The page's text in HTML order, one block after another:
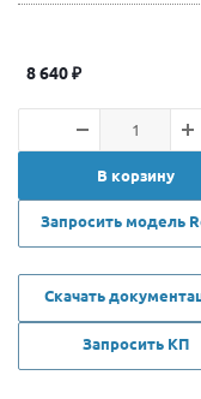
8 640₽
В корзину
Запросить модель
Скачать
Запросить КП